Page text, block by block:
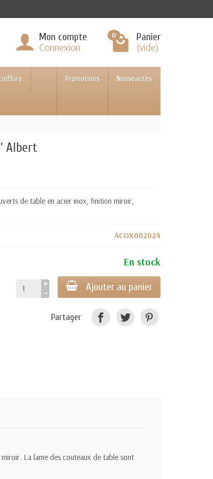
Mon compte
Connexion
0 Panier
(vide)
Promotions Nouveautés
Albert
de table en acier inox, finition miroir,
ACOX002024
En stock
Ajouter au panier
Partager
La lame des couteaux de table sont